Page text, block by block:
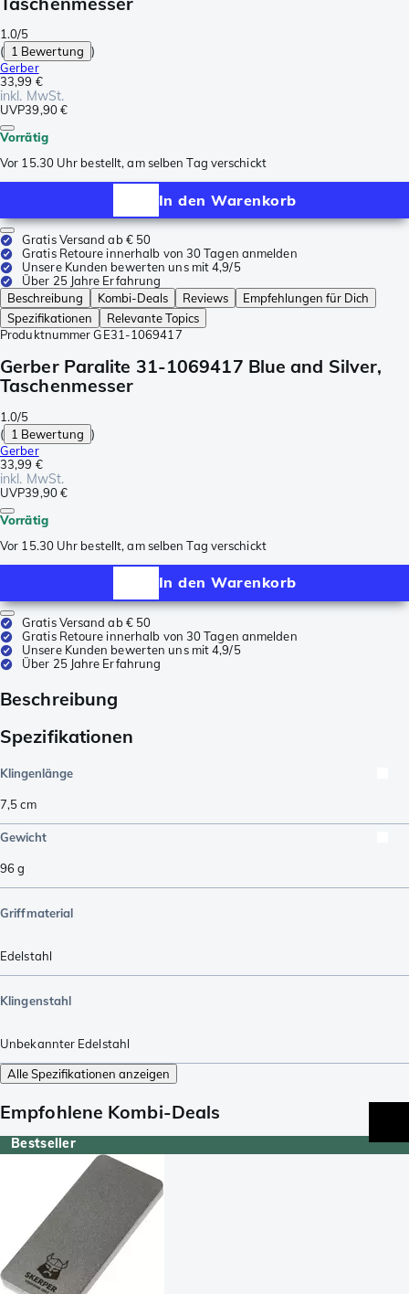
1.0/5
( 1 Bewertung )
Gerber
33,99 €
inkl. MwSt.
UVP39,90 €
Vorrätig
Vor 15.30 Uhr bestellt, am selben Tag verschickt
In den Warenkorb
Gratis Versand ab € 50
Gratis Retoure innerhalb von 30 Tagen anmelden
Unsere Kunden bewerten uns mit 4,9/5
Über 25 Jahre Erfahrung
Beschreibung
Kombi-Deals Reviews
Empfehlungen für Dich
Spezifikationen
Relevante Topics
Produktnummer GE31-1069417
Gerber Paralite 31-1069417 Blue and Silver,
Taschenmesser
1.0/5
( 1 Bewertung )
Gerber
33,99 €
inkl. MwSt.
UVP39,90 €
Vorrätig
Vor 15.30 Uhr bestellt, am selben Tag verschickt
In den Warenkorb
Gratis Versand ab € 50
Gratis Retoure innerhalb von 30 Tagen anmelden
Unsere Kunden bewerten uns mit 4,9/5
Über 25 Jahre Erfahrung
Beschreibung
Spezifikationen
Klingenlänge
7,5cm
Gewicht
96g
Griffmaterial
Edelstahl
Klingenstahl
Unbekannter Edelstahl
Alle Spezifikationen anzeigen
Empfohlene Kombi-Deals
Bestseller